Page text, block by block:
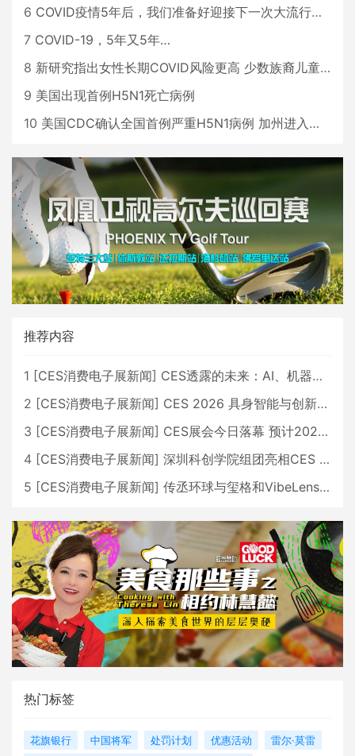
6 COVID疫情5年后，我们准备好迎接下一次大流行了吗？
7 COVID-19，5年又5年…
8 新研究指出女性长期COVID风险更高 少数族裔儿童存在差异
9 美国出现首例H5N1死亡病例
10 美国CDC确认全国首例严重H5N1病例 加州进入紧急状态
推荐内容
1 [CES消费电子展新闻] CES透露的未来：AI、机器人与智能生活大爆发
2 [CES消费电子展新闻] CES 2026 具身智能与创新领域 中国公司大放异彩
3 [CES消费电子展新闻] CES展会今日落幕 预计2026行业收入将超五千亿美元
4 [CES消费电子展新闻] 深圳科创学院组团亮相CES 广受好评
5 [CES消费电子展新闻] 传丞环球与玺格和VibeLens共同推出全新耳机
热门标签
花旗银行 中国将军 处罚计划 优惠活动
雷尔·莫雷